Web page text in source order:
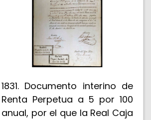
1831. Documento interino de
Renta Perpetua a 5 por 100
anual, por el que la Real Caja